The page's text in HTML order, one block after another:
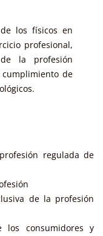
los físicos en
profesional,
la profesión
de
regulada de
de la profesión
los consumidores y